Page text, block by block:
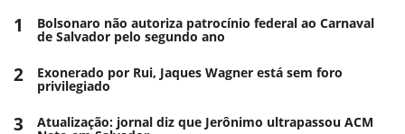
1 Bolsonaro não autoriza patrocínio federal ao Carnaval
de Salvador pelo segundo ano
2 Exonerado por Rui, Jaques Wagner está sem foro
privilegiado
3 Atualização: jornal diz que Jerônimo ultrapassou ACM